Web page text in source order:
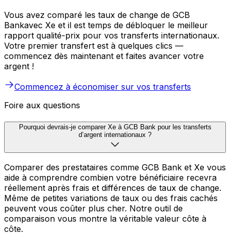
Vous avez comparé les taux de change de GCB
Bankavec Xe et il est temps de débloquer le meilleur
rapport qualité-prix pour vos transferts internationaux.
Votre premier transfert est à quelques clics —
commencez dès maintenant et faites avancer votre
argent !
Commencez à économiser sur vos transferts
Foire aux questions
Pourquoi devrais-je comparer Xe à GCB Bank pour les transferts
d’argent internationaux ?
Comparer des prestataires comme GCB Bank et Xe vous
aide à comprendre combien votre bénéficiaire recevra
réellement après frais et différences de taux de change.
Même de petites variations de taux ou des frais cachés
peuvent vous coûter plus cher. Notre outil de
comparaison vous montre la véritable valeur côte à
côte.